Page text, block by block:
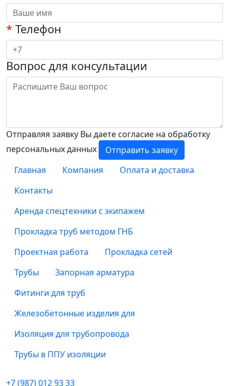
* Телефон
Вопрос для консультации
Отправляя заявку Вы даете согласие на обработку
персональных данных
Отправить заявку
Главная
Компания
Оплата и доставка
Контакты
Аренда спецтехники с экипажем
Прокладка труб методом ГНБ
Проектная работа
Прокладка сетей
Трубы
Запорная арматура
Фитинги для труб
Железобетонные изделия для
Изоляция для трубопровода
Трубы в ППУ изоляции
+7 (987) 012 93 33